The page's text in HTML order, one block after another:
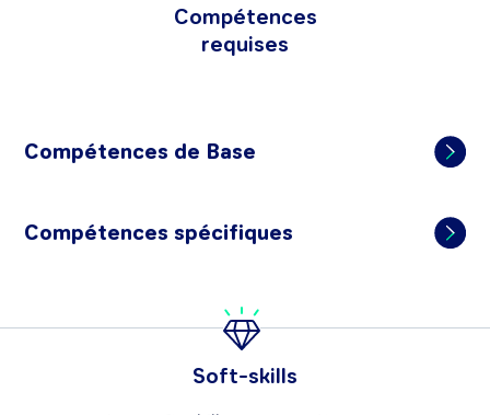
Compétences
requises
Compétences de Base
Compétences spécifiques
Soft-skills